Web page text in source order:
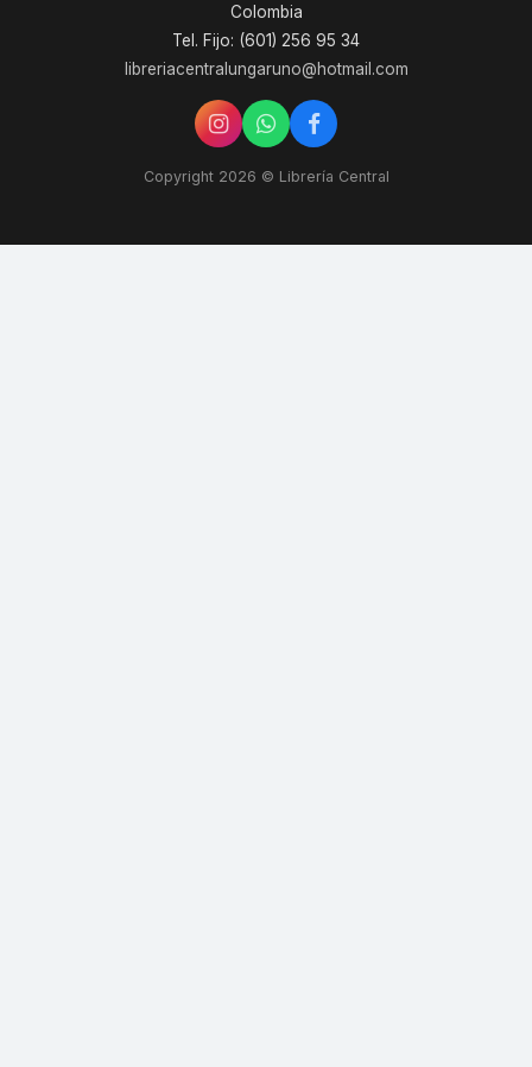
Colombia
Tel. Fijo: (601) 256 95 34
libreriacentralungaruno@hotmail.com
Copyright 2026 © Librería Central